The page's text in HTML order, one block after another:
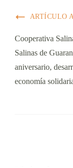
ARTÍCULO
Cooperativa
Salinas de
aniversario,
economía